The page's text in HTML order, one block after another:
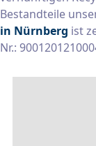
Bestandteile
in Nürnberg ist
Nr.: